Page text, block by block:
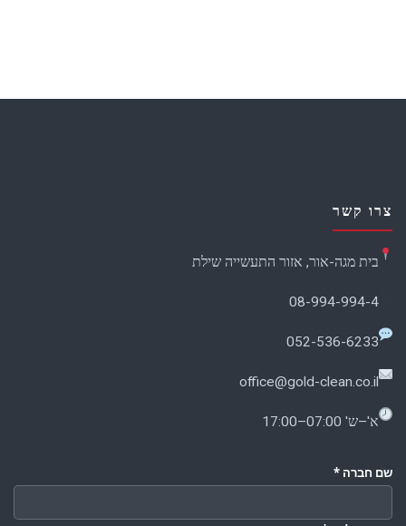
צרו קשר
בית מגה-אור, אזור התעשייה שילת
08-994-994-4
052-536-6233
office@gold-clean.co.il
א'–ש' 07:00–17:00
שם חברה *